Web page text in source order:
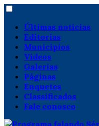
Últimas notícias
Editorias
Municípios
Vídeos
Galerias
Páginas
Enquetes
Classificados
Fale conosco